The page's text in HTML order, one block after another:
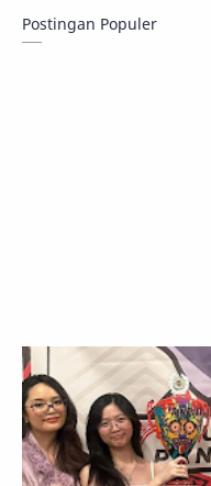
Postingan Populer